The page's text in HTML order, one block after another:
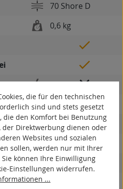
70 Shore D
0,6 kg
die für den technischen
sind und stets gesetzt
die den Komfort bei Benutzung
der Direktwerbung dienen oder
Websites und sozialen
sollen, werden nur mit Ihrer
können Ihre Einwilligung
Einstellungen widerrufen.
...